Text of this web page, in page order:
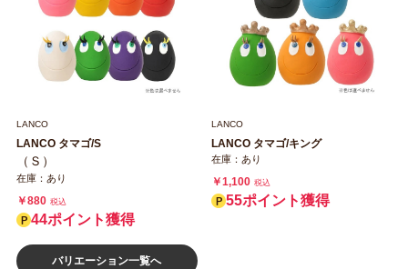
LANCO
LANCO タマゴ/S
（Ｓ）
在庫：あり
￥880 税込
44ポイント獲得
バリエーション一覧へ
LANCO
LANCO タマゴ/キング
在庫：あり
￥1,100 税込
55ポイント獲得